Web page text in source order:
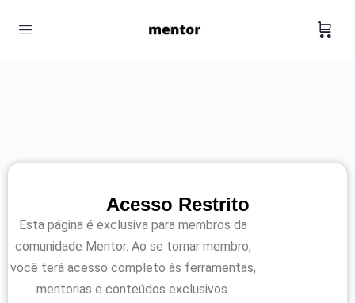
Acesso Restrito
Esta página é exclusiva para membros da
comunidade Mentor. Ao se tornar membro,
você terá acesso completo às ferramentas,
mentorias e conteúdos exclusivos.